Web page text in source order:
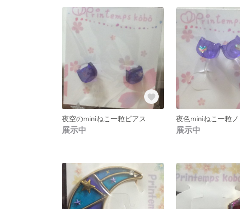
夜空のminiねこ一粒ピアス
展示中 展示中